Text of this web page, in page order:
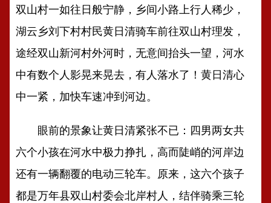
双山村一如往日般宁静，乡间小路上行人稀少，
湖云乡刘下村村民黄日清骑车前往双山村理发，
途经双山新河村外河时，无意间抬头一望，河水
中有数个人影晃来晃去，有人落水了！黄日清心
中一紧，加快车速冲到河边。
眼前的景象让黄日清紧张不已：四男两女共
六个小孩在河水中极力挣扎，高而陡峭的河岸边
还有一辆翻覆的电动三轮车。原来，这六个孩子
都是万年县双山村委会北岸村人，结伴骑乘三轮